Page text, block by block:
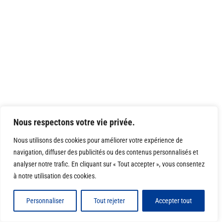
Nous respectons votre vie privée.
Nous utilisons des cookies pour améliorer votre expérience de
navigation, diffuser des publicités ou des contenus personnalisés et
analyser notre trafic. En cliquant sur « Tout accepter », vous consentez
à notre utilisation des cookies.
Personnaliser Tout rejeter Accepter tout